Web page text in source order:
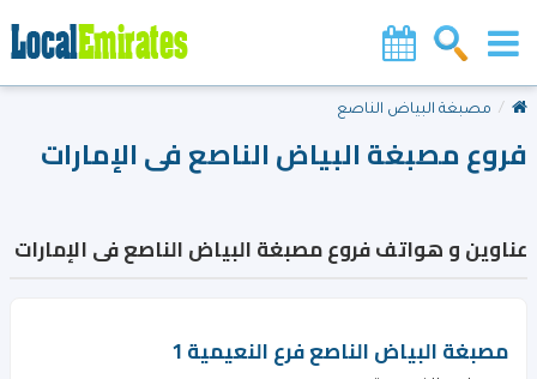
مصبغة البياض الناصع
فروع مصبغة البياض الناصع فى الإمارات
عناوين و هواتف فروع مصبغة البياض الناصع فى الإمارات
مصبغة البياض الناصع فرع النعيمية 1